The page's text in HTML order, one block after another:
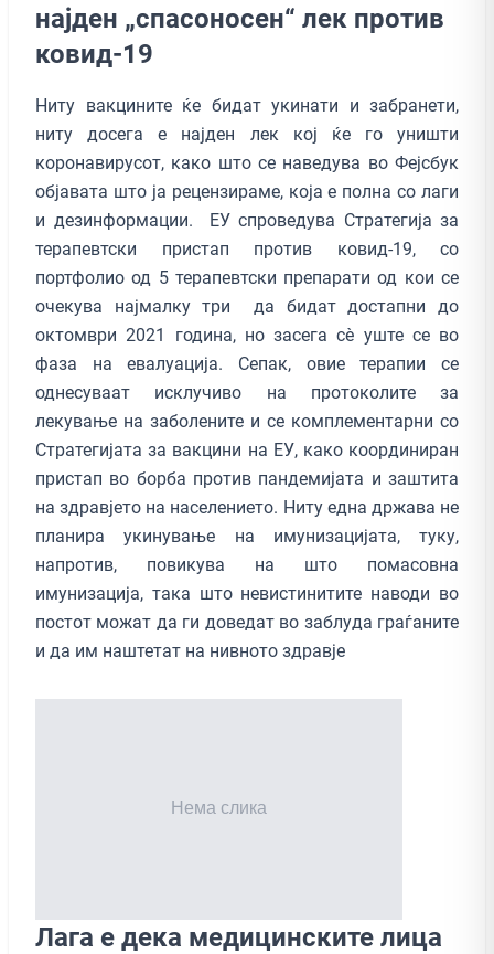
најден „спасоносен“ лек против
ковид-19
Ниту вакцините ќе бидат укинати и забранети,
ниту досега е најден лек кој ќе го уништи
коронавирусот, како што се наведува во Фејсбук
објавата што ја рецензираме, која е полна со лаги
и дезинформации. ЕУ спроведува Стратегија за
терапевтски пристап против ковид-19, со
портфолио од 5 терапевтски препарати од кои се
очекува најмалку три да бидат достапни до
октомври 2021 година, но засега сè уште се во
фаза на евалуација. Сепак, овие терапии се
однесуваат исклучиво на протоколите за
лекување на заболените и се комплементарни со
Стратегијата за вакцини на ЕУ, како координиран
пристап во борба против пандемијата и заштита
на здравјето на населението. Ниту една држава не
планира укинување на имунизацијата, туку,
напротив, повикува на што помасовна
имунизација, така што невистинитите наводи во
постот можат да ги доведат во заблуда граѓаните
и да им наштетат на нивното здравје
Лага е дека медицинските лица